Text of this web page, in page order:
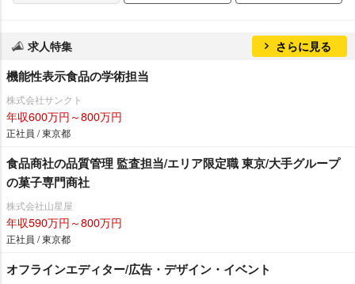
求人特集 さらに見る
機能性表示食品の学術担当
株式会社サンクト
年収600万円～800万円
正社員 / 東京都
食品商社の品質管理 監査担当/エリア限定職 東京/大手グループ
の菓子専門商社
株式会社山星屋
年収590万円～800万円
正社員 / 東京都
オフラインエディター/広告・デザイン・イベント